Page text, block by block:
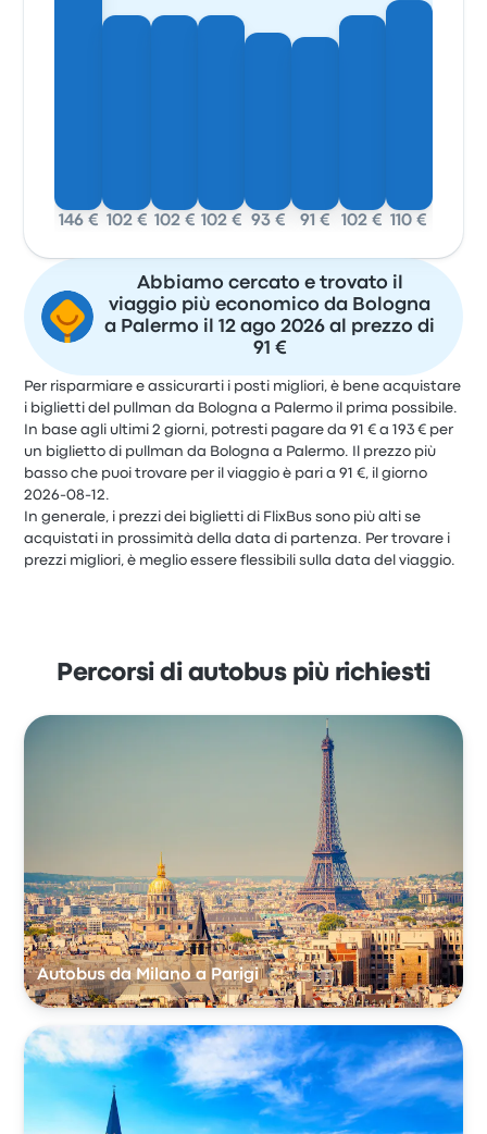
146 € 102 € 102 € 102 € 93 € 91 € 102 € 110 €
Abbiamo cercato e trovato il
viaggio più economico da Bologna
a Palermo il 12 ago 2026 al prezzo di
91 €
Per risparmiare e assicurarti i posti migliori, è bene acquistare
i biglietti del pullman da Bologna a Palermo il prima possibile.
In base agli ultimi 2 giorni, potresti pagare da 91 € a 193 € per
un biglietto di pullman da Bologna a Palermo. Il prezzo più
basso che puoi trovare per il viaggio è pari a 91 €, il giorno
2026-08-12.
In generale, i prezzi dei biglietti di FlixBus sono più alti se
acquistati in prossimità della data di partenza. Per trovare i
prezzi migliori, è meglio essere flessibili sulla data del viaggio.
Percorsi di autobus più richiesti
Autobus da Milano a Parigi